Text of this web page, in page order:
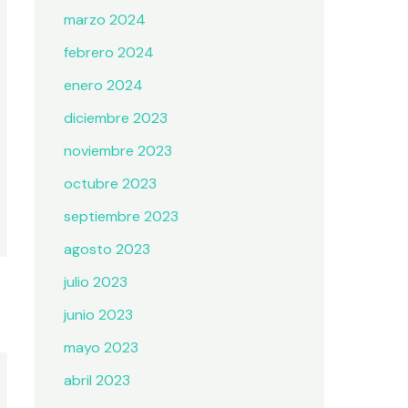
marzo 2024
febrero 2024
enero 2024
diciembre 2023
noviembre 2023
octubre 2023
septiembre 2023
agosto 2023
julio 2023
junio 2023
mayo 2023
abril 2023